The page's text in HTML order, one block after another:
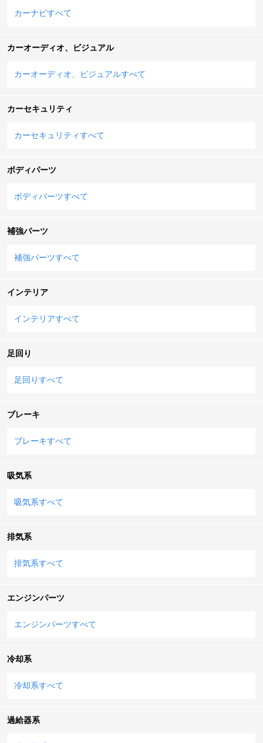
カーナビすべて
カーオーディオ、ビジュアル
カーオーディオ、ビジュアルすべて
カーセキュリティ
カーセキュリティすべて
ボディパーツ
ボディパーツすべて
補強パーツ
補強パーツすべて
インテリア
インテリアすべて
足回り
足回りすべて
ブレーキ
ブレーキすべて
吸気系
吸気系すべて
排気系
排気系すべて
エンジンパーツ
エンジンパーツすべて
冷却系
冷却系すべて
過給器系